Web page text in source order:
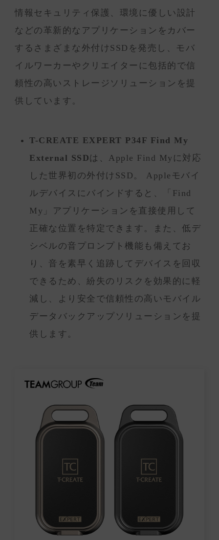
情報セキュリティ保護、環境に優しい設計
などの革新的なアプリケーションをカバー
するさまざまな外付けSSDを発売し、モバ
イルワーカーやクリエイターに包括的で信
頼性の高いストレージソリューションを提
供しています。
T-CREATE EXPERT P34F Find My
External SSDは、Apple Find Myに対応
した世界初の外付けSSD。 Appleモバイ
ルデバイスにバインドすると、「Find
My」アプリケーションを直接使用して
正確な位置を特定できます。また、低デ
シベルの音プロンプト機能も備えてお
り、音を素早く追跡してデバイスを回収
できるため、紛失のリスクを効果的に軽
減し、より安全で信頼性の高いモバイル
データバックアップソリューションを提
供します。